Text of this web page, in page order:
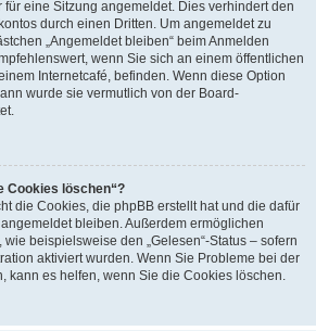
eine Sitzung angemeldet. Dies verhindert den
durch einen Dritten. Um angemeldet zu
„Angemeldet bleiben“ beim Anmelden
wenn Sie sich an einem öffentlichen
Internetcafé, befinden. Wenn diese Option
wurde sie vermutlich von der Board-
Cookies löschen“?
die Cookies, die phpBB erstellt hat und die dafür
bleiben. Außerdem ermöglichen
beispielsweise den „Gelesen“-Status – sofern
aktiviert wurden. Wenn Sie Probleme bei der
kann es helfen, wenn Sie die Cookies löschen.